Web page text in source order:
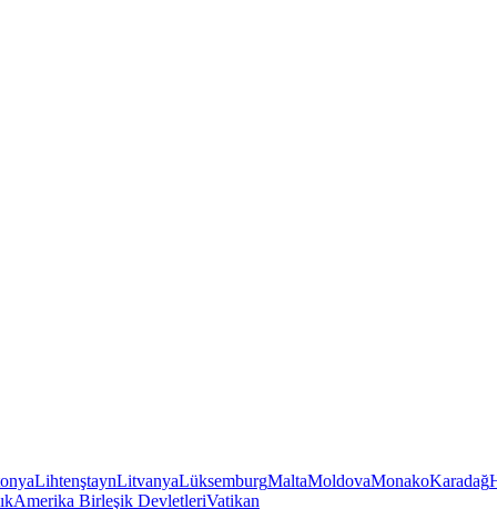
LihtenştaynLitvanyaLüksemburgMaltaMoldovaMonakoKaradağ
Amerika Birleşik DevletleriVatikan